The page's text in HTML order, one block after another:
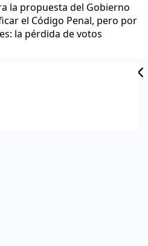
la propuesta del Gobierno
el Código Penal, pero por
la pérdida de votos